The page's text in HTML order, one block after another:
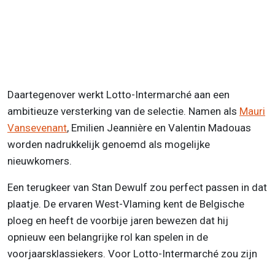
Daartegenover werkt Lotto-Intermarché aan een
ambitieuze versterking van de selectie. Namen als Mauri
Vansevenant, Emilien Jeannière en Valentin Madouas
worden nadrukkelijk genoemd als mogelijke
nieuwkomers.
Een terugkeer van Stan Dewulf zou perfect passen in dat
plaatje. De ervaren West-Vlaming kent de Belgische
ploeg en heeft de voorbije jaren bewezen dat hij
opnieuw een belangrijke rol kan spelen in de
voorjaarsklassiekers. Voor Lotto-Intermarché zou zijn